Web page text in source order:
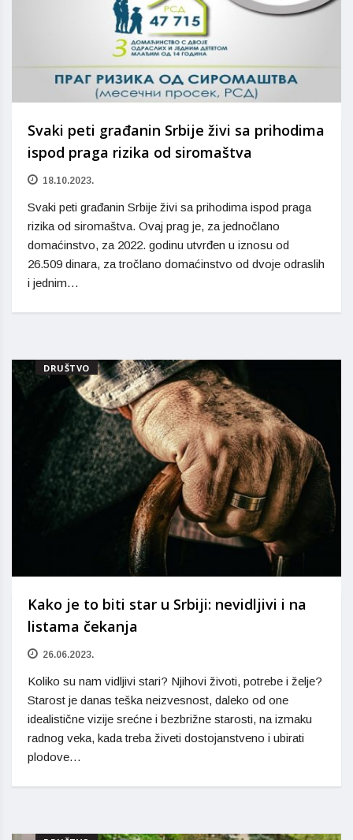
Svaki peti građanin Srbije živi sa prihodima
ispod praga rizika od siromaštva
18.10.2023.
Svaki peti građanin Srbije živi sa prihodima ispod praga
rizika od siromaštva. Ovaj prag je, za jednočlano
domaćinstvo, za 2022. godinu utvrđen u iznosu od
26.509 dinara, za tročlano domaćinstvo od dvoje odraslih
i jednim…
DRUŠTVO
Kako je to biti star u Srbiji: nevidljivi i na
listama čekanja
26.06.2023.
Koliko su nam vidljivi stari? Njihovi životi, potrebe i želje?
Starost je danas teška neizvesnost, daleko od one
idealistične vizije srećne i bezbrižne starosti, na izmaku
radnog veka, kada treba živeti dostojanstveno i ubirati
plodove…